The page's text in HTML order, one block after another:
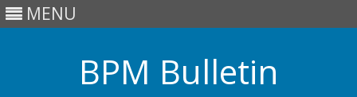
MENU
BPM Bulletin